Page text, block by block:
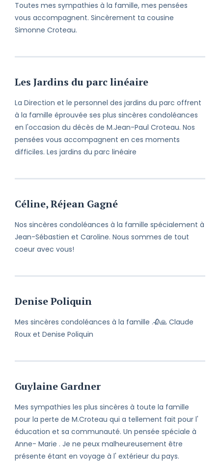
Toutes mes sympathies à la famille, mes pensées
vous accompagnent. Sincèrement ta cousine
Simonne Croteau.
Les Jardins du parc linéaire
La Direction et le personnel des jardins du parc offrent
à la famille éprouvée ses plus sincères condoléances
en l'occasion du décès de M.Jean-Paul Croteau. Nos
pensées vous accompagnent en ces moments
difficiles. Les jardins du parc linéaire
Céline, Réjean Gagné
Nos sincères condoléances à la famille spécialement à
Jean-Sébastien et Caroline. Nous sommes de tout
coeur avec vous!
Denise Poliquin
Mes sincères condoléances à la famille .🥀🙏 Claude
Roux et Denise Poliquin
Guylaine Gardner
Mes sympathies les plus sincères à toute la famille
pour la perte de M.Croteau qui a tellement fait pour l'
éducation et sa communauté. Un pensée spéciale à
Anne- Marie . Je ne peux malheureusement être
présente étant en voyage à l' extérieur du pays.